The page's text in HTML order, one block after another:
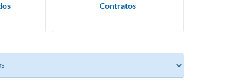
Contratos